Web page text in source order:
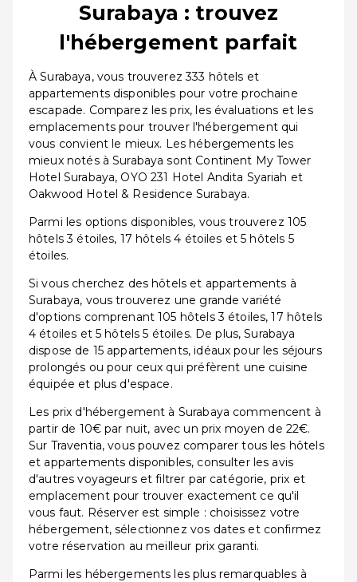
Surabaya : trouvez
l'hébergement parfait
À Surabaya, vous trouverez 333 hôtels et
appartements disponibles pour votre prochaine
escapade. Comparez les prix, les évaluations et les
emplacements pour trouver l'hébergement qui
vous convient le mieux. Les hébergements les
mieux notés à Surabaya sont Continent My Tower
Hotel Surabaya, OYO 231 Hotel Andita Syariah et
Oakwood Hotel & Residence Surabaya.
Parmi les options disponibles, vous trouverez 105
hôtels 3 étoiles, 17 hôtels 4 étoiles et 5 hôtels 5
étoiles.
Si vous cherchez des hôtels et appartements à
Surabaya, vous trouverez une grande variété
d'options comprenant 105 hôtels 3 étoiles, 17 hôtels
4 étoiles et 5 hôtels 5 étoiles. De plus, Surabaya
dispose de 15 appartements, idéaux pour les séjours
prolongés ou pour ceux qui préfèrent une cuisine
équipée et plus d'espace.
Les prix d'hébergement à Surabaya commencent à
partir de 10€ par nuit, avec un prix moyen de 22€.
Sur Traventia, vous pouvez comparer tous les hôtels
et appartements disponibles, consulter les avis
d'autres voyageurs et filtrer par catégorie, prix et
emplacement pour trouver exactement ce qu'il
vous faut. Réserver est simple : choisissez votre
hébergement, sélectionnez vos dates et confirmez
votre réservation au meilleur prix garanti.
Parmi les hébergements les plus remarquables à